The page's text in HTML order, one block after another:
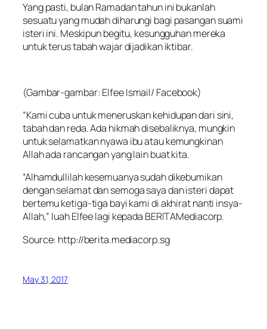
Yang pasti, bulan Ramadan tahun ini bukanlah
sesuatu yang mudah diharungi bagi pasangan suami
isteri ini. Meskipun begitu, kesungguhan mereka
untuk terus tabah wajar dijadikan iktibar.
(Gambar-gambar: Elfee Ismail/ Facebook)
“Kami cuba untuk meneruskan kehidupan dari sini,
tabah dan reda. Ada hikmah disebaliknya, mungkin
untuk selamatkan nyawa ibu atau kemungkinan
Allah ada rancangan yang lain buat kita.
“Alhamdullilah kesemuanya sudah dikebumikan
dengan selamat dan semoga saya dan isteri dapat
bertemu ketiga-tiga bayi kami di akhirat nanti insya-
Allah,” luah Elfee lagi kepada BERITAMediacorp.
Source: http://berita.mediacorp.sg
May 31, 2017